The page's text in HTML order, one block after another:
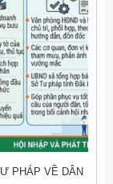
PHÁP VỀ DÂN